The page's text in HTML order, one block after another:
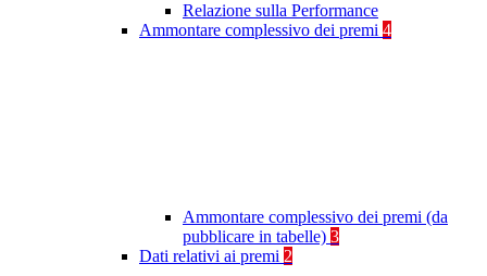
Relazione sulla Performance
Ammontare complessivo dei premi 4
Ammontare complessivo dei premi (da
pubblicare in tabelle) 3
Dati relativi ai premi 2